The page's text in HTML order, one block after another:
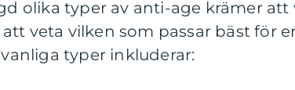
olika typer av anti-age krämer att
veta vilken som passar bäst för
typer inkluderar: